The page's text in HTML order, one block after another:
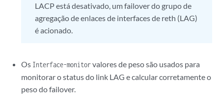
LACP está desativado, um failover do grupo de
agregação de enlaces de interfaces de reth (LAG)
é acionado.
Os Interface-monitorvalores de peso são usados para
monitorar o status do link LAG e calcular corretamente o
peso do failover.